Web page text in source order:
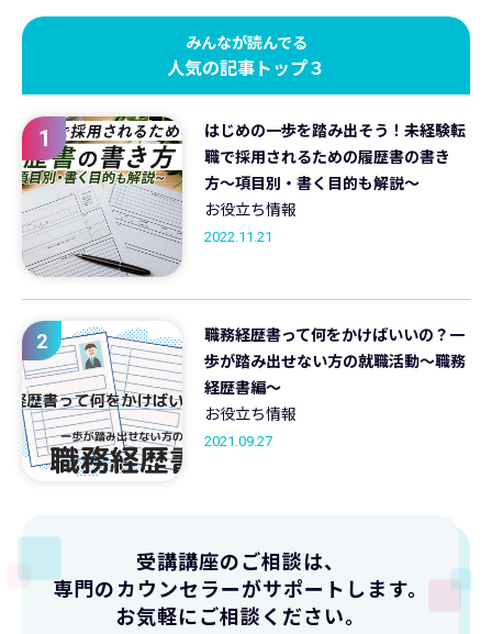
みんなが読んでる
人気の記事トップ３
1
はじめの一歩を踏み出そう！未経験転
職で採用されるための履歴書の書き
方〜項目別・書く目的も解説〜
お役立ち情報
2022.11.21
2
職務経歴書って何をかけばいいの？一
歩が踏み出せない方の就職活動～職務
経歴書編～
お役立ち情報
2021.09.27
受講講座のご相談は、
専門のカウンセラーがサポートします。
お気軽にご相談ください。